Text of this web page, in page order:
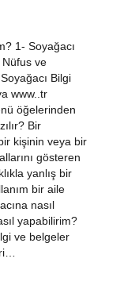
1- Soyağacı
ve
Bilgi
www..tr
öğelerinden
Bir
kişinin veya bir
gösteren
yanlış bir
bir aile
nasıl
yapabilirim?
ve belgeler